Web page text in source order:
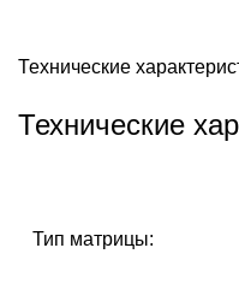
Технические
Технические
Тип матрицы: